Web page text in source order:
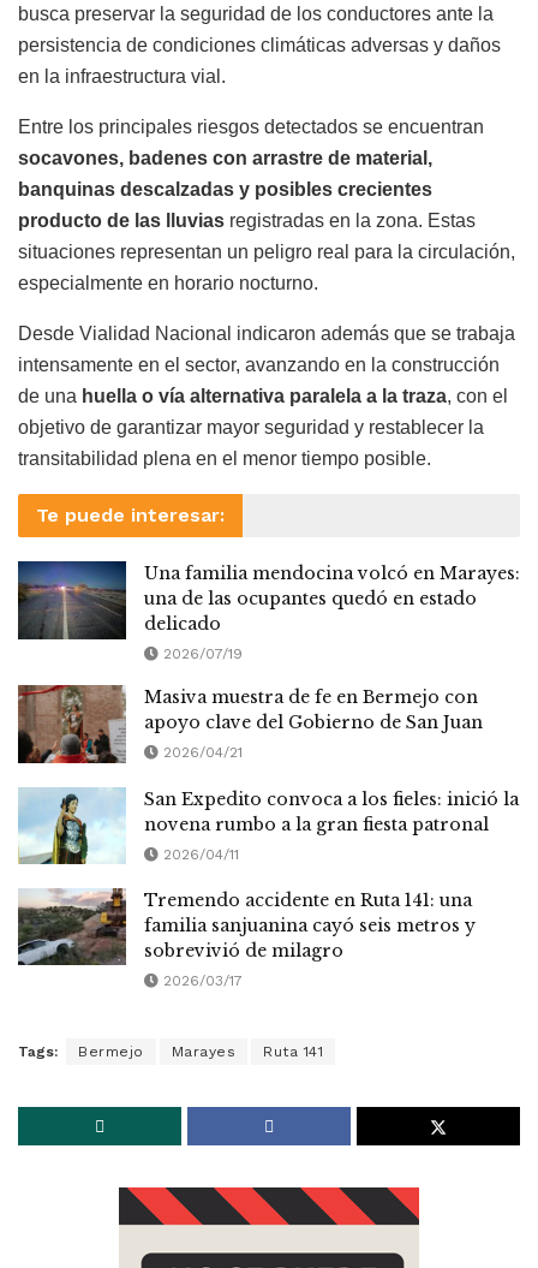
busca preservar la seguridad de los conductores ante la
persistencia de condiciones climáticas adversas y daños
en la infraestructura vial.
Entre los principales riesgos detectados se encuentran
socavones, badenes con arrastre de material,
banquinas descalzadas y posibles crecientes
producto de las lluvias registradas en la zona. Estas
situaciones representan un peligro real para la circulación,
especialmente en horario nocturno.
Desde Vialidad Nacional indicaron además que se trabaja
intensamente en el sector, avanzando en la construcción
de una huella o vía alternativa paralela a la traza, con el
objetivo de garantizar mayor seguridad y restablecer la
transitabilidad plena en el menor tiempo posible.
Te puede interesar:
Una familia mendocina volcó en Marayes:
una de las ocupantes quedó en estado
delicado
2026/07/19
Masiva muestra de fe en Bermejo con
apoyo clave del Gobierno de San Juan
2026/04/21
San Expedito convoca a los fieles: inició la
novena rumbo a la gran fiesta patronal
2026/04/11
Tremendo accidente en Ruta 141: una
familia sanjuanina cayó seis metros y
sobrevivió de milagro
2026/03/17
Tags: Bermejo Marayes Ruta 141